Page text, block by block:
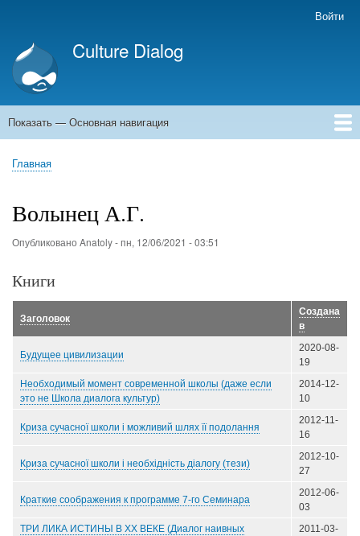
основному
содержанию
учётной
записи
пользователя
Войти
Culture Dialog
Основная
Показать — Основная навигация
Главная
Книги
Авторы
Kомментарии
Архивы емейлов
Форумы
Строка
Главная
Волынец А.Г.
Опубликовано Anatoly-пн, 12/06/2021 - 03:51
Книги
Заголовок
Созданa
в
Будущее цивилизации
2020-08-
19
Необходимый момент современной школы (даже если
это не Школа диалога культур)
2014-12-
10
Криза сучасної школи і можливий шлях її подолання
2012-11-
16
Криза сучасної школи і необхідність діалогу (тези)
2012-10-
27
Краткие соображения к программе 7-го Семинара
2012-06-
03
ТРИ ЛИКА ИСТИНЫ В ХХ ВЕКЕ (Диалог наивных
2011-03-